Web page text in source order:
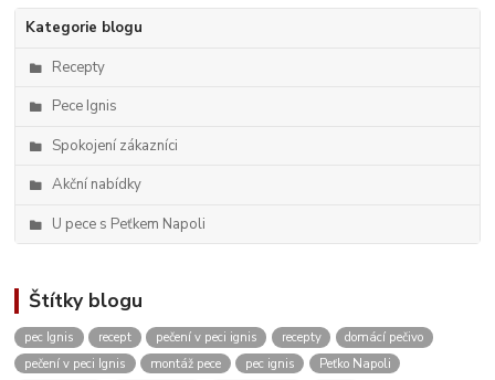
Kategorie blogu
Recepty
Pece Ignis
Spokojení zákazníci
Akční nabídky
U pece s Peťkem Napoli
Štítky blogu
pec Ignis recept pečení v peci ignis recepty
domácí pečivo
pečení v peci Ignis
montáž pece pec ignis
Peťko Napoli